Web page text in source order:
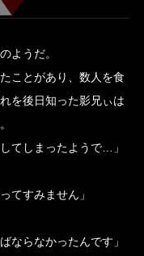
ようだ。
ことがあり、数人を食
を後日知った影兄ぃは
てしまったようで…」
てすみません」
ならなかったんです」